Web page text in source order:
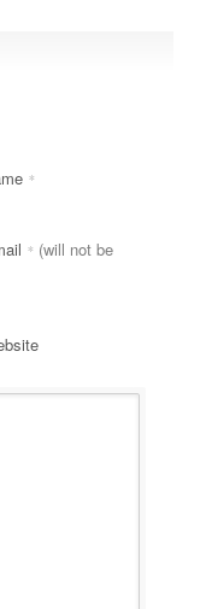
*
* (will not be